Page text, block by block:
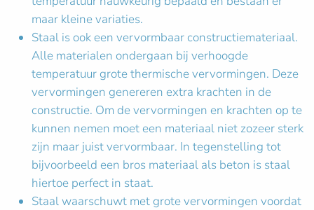
maar kleine variaties.
Staal is ook een vervormbaar constructiemateriaal.
Alle materialen ondergaan bij verhoogde
temperatuur grote thermische vervormingen. Deze
vervormingen genereren extra krachten in de
constructie. Om de vervormingen en krachten op te
kunnen nemen moet een materiaal niet zozeer sterk
zijn maar juist vervormbaar. In tegenstelling tot
bijvoorbeeld een bros materiaal als beton is staal
hiertoe perfect in staat.
Staal waarschuwt met grote vervormingen voordat